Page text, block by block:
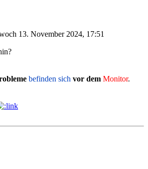
13. November 2024, 17:51
befinden sich vor dem Monitor.